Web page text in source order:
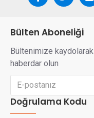
Bülten Aboneliği
Bültenimize
haberdar olun
Doğrulama Kodu